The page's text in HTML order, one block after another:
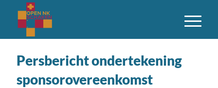
Persbericht ondertekening
sponsorovereenkomst